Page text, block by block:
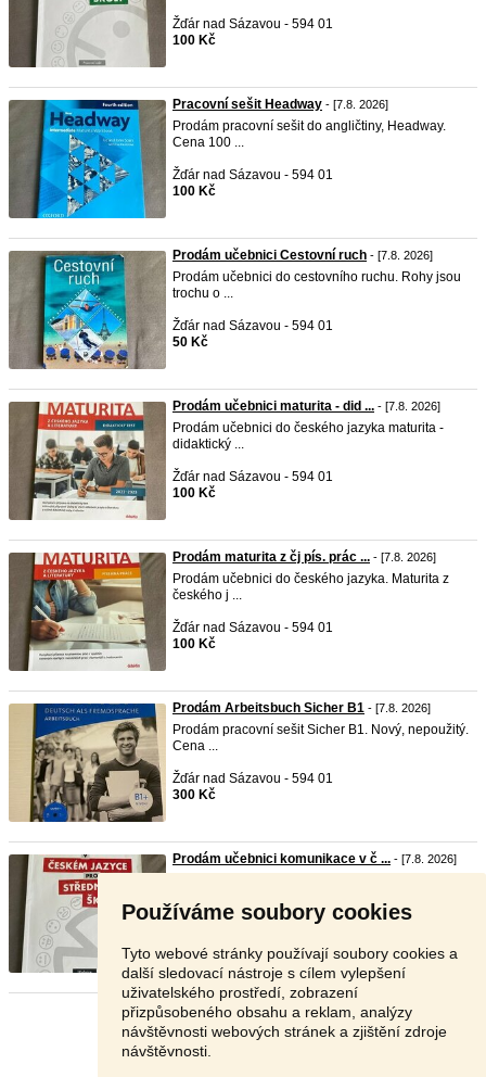
Používáme soubory cookies
Tyto webové stránky používají soubory cookies a
další sledovací nástroje s cílem vylepšení
uživatelského prostředí, zobrazení
přizpůsobeného obsahu a reklam, analýzy
návštěvnosti webových stránek a zjištění zdroje
návštěvnosti.
Žďár nad Sázavou - 594 01
100 Kč
Pracovní sešit Headway - [7.8. 2026]
Prodám pracovní sešit do angličtiny, Headway.
Cena 100 ...
Žďár nad Sázavou - 594 01
100 Kč
Prodám učebnici Cestovní ruch - [7.8. 2026]
Prodám učebnici do cestovního ruchu. Rohy jsou
trochu o ...
Žďár nad Sázavou - 594 01
50 Kč
Prodám učebnici maturita - did ... - [7.8. 2026]
Prodám učebnici do českého jazyka maturita -
didaktický ...
Žďár nad Sázavou - 594 01
100 Kč
Prodám maturita z čj pís. prác ... - [7.8. 2026]
Prodám učebnici do českého jazyka. Maturita z
českého j ...
Žďár nad Sázavou - 594 01
100 Kč
Prodám Arbeitsbuch Sicher B1 - [7.8. 2026]
Prodám pracovní sešit Sicher B1. Nový, nepoužitý.
Cena ...
Žďár nad Sázavou - 594 01
300 Kč
Prodám učebnici komunikace v č ... - [7.8. 2026]
100 Kč
Stránka: 1 2 3 Další